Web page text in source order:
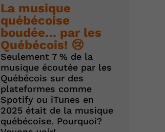
La musique
québécoise
boudée… par les
Québécois! 😢
Seulement 7 % de la
musique écoutée par les
Québécois sur des
plateformes comme
Spotify ou iTunes en
2025 était de la musique
québécoise. Pourquoi?